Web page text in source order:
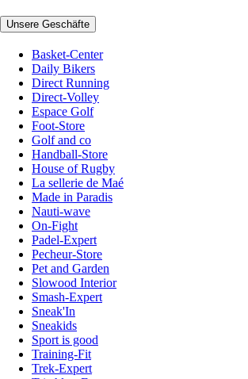
Unsere Geschäfte
Basket-Center
Daily Bikers
Direct Running
Direct-Volley
Espace Golf
Foot-Store
Golf and co
Handball-Store
House of Rugby
La sellerie de Maé
Made in Paradis
Nauti-wave
On-Fight
Padel-Expert
Pecheur-Store
Pet and Garden
Slowood Interior
Smash-Expert
Sneak'In
Sneakids
Sport is good
Training-Fit
Trek-Expert